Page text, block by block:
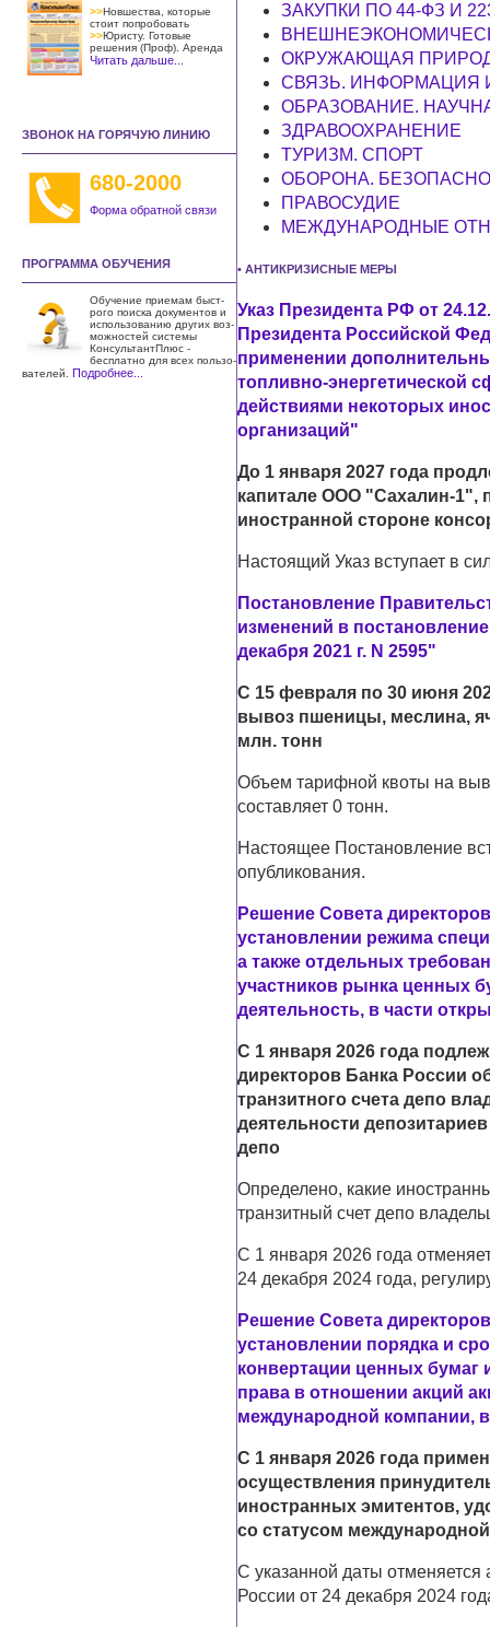
>>Новшества, которые
стоит попробовать
>>Юристу. Готовые
решения (Проф). Аренда
Читать дальше...
ЗВОНОК НА ГОРЯЧУЮ ЛИНИЮ
680-2000
Форма обратной связи
ПРОГРАММА ОБУЧЕНИЯ
Обучение приемам быст­
рого поиска документов и
использо­ванию других воз­
можностей системы
КонсультантПлюс -
бесплатно для всех пользо­
вателей. Подробнее...
ЗАКУПКИ ПО 44-ФЗ И
ОКРУЖАЮЩАЯ
СВЯЗЬ. ИНФОРМАЦИЯ
ОБРАЗОВАНИЕ.
ЗДРАВООХРАНЕНИЕ
ТУРИЗМ. СПОРТ
ОБОРОНА.
ПРАВОСУДИЕ
МЕЖДУНАРОДНЫЕ
• АНТИКРИЗИСНЫЕ МЕРЫ
Указ Президента РФ от
Президента Российской
применении
топливно-энергетической
действиями некоторых
организаций"
До 1 января 2027 года
капитале ООО "Сахалин-1",
иностранной стороне
Настоящий Указ вступает в
Постановление
изменений в
декабря 2021 г. N 2595"
С 15 февраля по 30 июня
вывоз пшеницы, меслина,
млн. тонн
Объем тарифной квоты на
составляет 0 тонн.
Настоящее Постановление
опубликования.
Решение Совета
установлении режима
а также отдельных
участников рынка ценных
деятельность, в части
С 1 января 2026 года
директоров Банка России
транзитного счета депо
деятельности
депо
Определено, какие
транзитный счет депо
С 1 января 2026 года
24 декабря 2024 года,
Решение Совета
установлении порядка и
конвертации ценных
права в отношении акций
международной компании,
С 1 января 2026 года
осуществления
иностранных эмитентов,
со статусом
С указанной даты
России от 24 декабря 2024